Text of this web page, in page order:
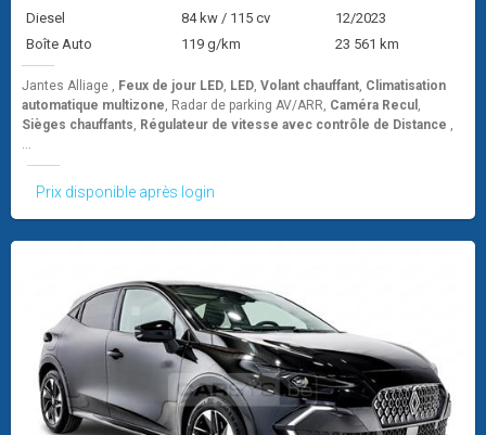
Diesel 84 kw / 115 cv
12/2023
Boîte Auto
119 g/km 23 561 km
Jantes Alliage , Feux de jour LED, LED, Volant chauffant, Climatisation
automatique multizone, Radar de parking AV/ARR, Caméra Recul ,
Sièges chauffants, Régulateur de vitesse avec contrôle de Distance ,
...
Prix disponible après login